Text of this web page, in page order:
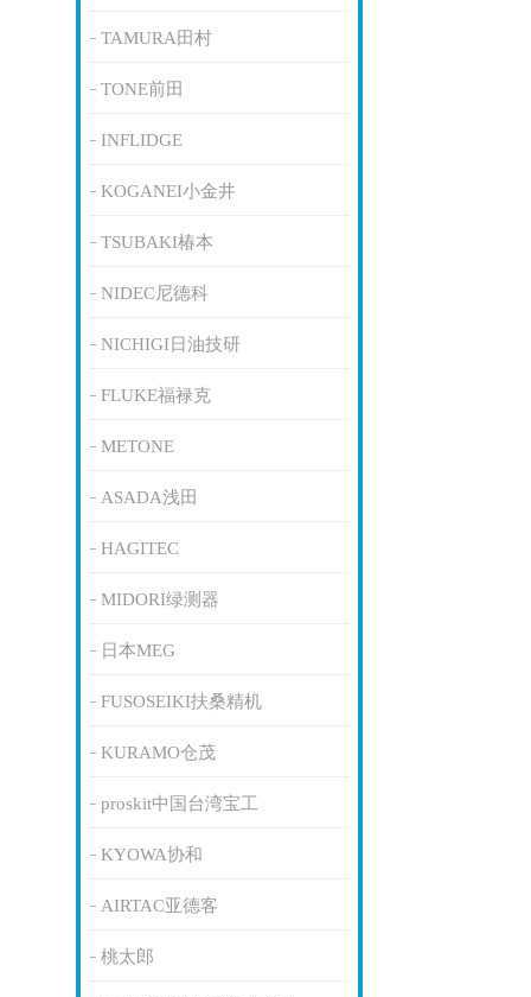
TAMURA田村
TONE前田
INFLIDGE
KOGANEI小金井
TSUBAKI椿本
NIDEC尼德科
NICHIGI日油技研
FLUKE福禄克
METONE
ASADA浅田
HAGITEC
MIDORI绿测器
日本MEG
FUSOSEIKI扶桑精机
KURAMO仓茂
proskit中国台湾宝工
KYOWA协和
AIRTAC亚德客
桃太郎